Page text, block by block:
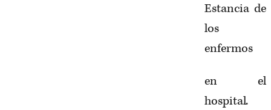
Estancia de
los
enfermos
en el
hospital.